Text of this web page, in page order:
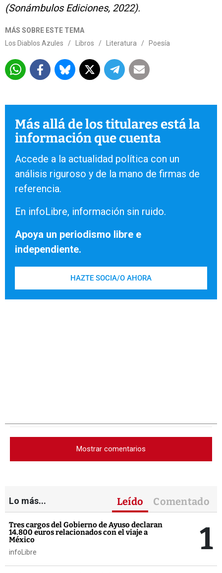
(Sonámbulos Ediciones, 2022).
MÁS SOBRE ESTE TEMA
Los Diablos Azules
/ Libros / Literatura / Poesía
Más allá de los titulares está la
información que cuenta
Accede a la actualidad política con un
análisis riguroso y de la mano de firmas de
referencia.
En infoLibre, información sin ruido.
Apoya un periodismo libre e
independiente.
HAZTE SOCIA/O AHORA
Mostrar comentarios
Lo más... Leído Comentado
Tres cargos del Gobierno de Ayuso declaran
14.800 euros relacionados con el viaje a
México
infoLibre 1